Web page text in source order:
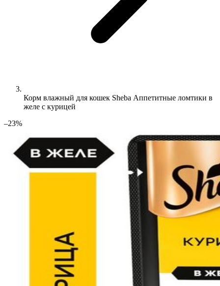
Корм влажный для кошек Sheba Аппетитные ломтики в
желе с курицей
–23%